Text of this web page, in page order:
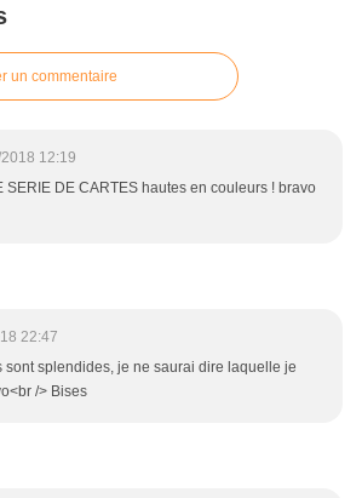
un commentaire
12:19
SERIE DE CARTES hautes en couleurs ! bravo
22:47
sont splendides, je ne saurai dire laquelle je
/> Bises